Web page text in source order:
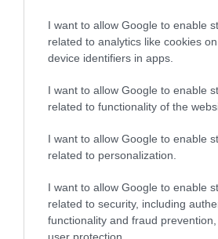
I want to allow Google to enable
related to analytics like cookies
device identifiers in apps.
I want to allow Google to enable
related to functionality of the
I want to allow Google to enable
related to personalization.
I want to allow Google to enable
related to security, including
functionality and fraud
Μεγάλος ο κίνδυνος για αρκετές